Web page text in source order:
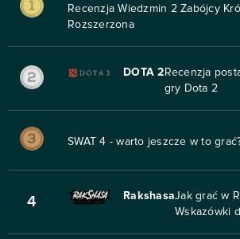
Recenzja Wiedzmin 2 Zabójcy
Rozszerzona
DOTA 2 Recenzja
gry Dota 2
SWAT 4 - warto jeszcze w to
4 RakshasaJak grać w
Wskazówki